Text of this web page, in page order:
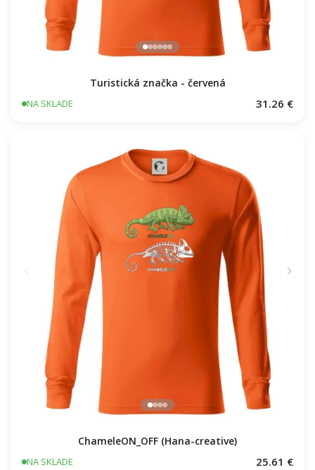
Turistická značka - červená
NA SKLADE 31.26 €
ChameleON_OFF (Hana-creative)
NA SKLADE 25.61 €